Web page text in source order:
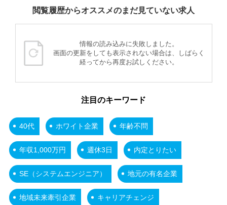
閲覧履歴からオススメのまだ見ていない求人
情報の読み込みに失敗しました。
画面の更新をしても表示されない場合は、しばらく
経ってから再度お試しください。
注目のキーワード
40代 ホワイト企業 年齢不問
年収1,000万円 週休3日 内定とりたい
SE（システムエンジニア） 地元の有名企業
地域未来牽引企業 キャリアチェンジ